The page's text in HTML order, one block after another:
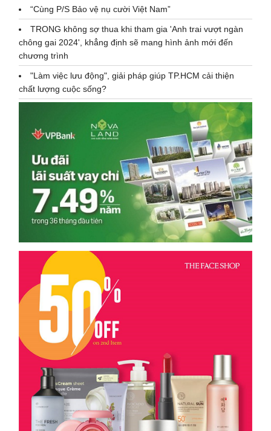
“Cùng P/S Bảo vệ nụ cười Việt Nam”
TRONG không sợ thua khi tham gia 'Anh trai vượt ngàn
chông gai 2024', khẳng định sẽ mang hình ảnh mới đến
chương trình
"Làm việc lưu động", giải pháp giúp TP.HCM cải thiện
chất lượng cuộc sống?